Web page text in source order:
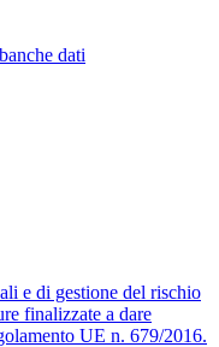
dati
e di gestione del rischio
finalizzate a dare
UE n. 679/2016.